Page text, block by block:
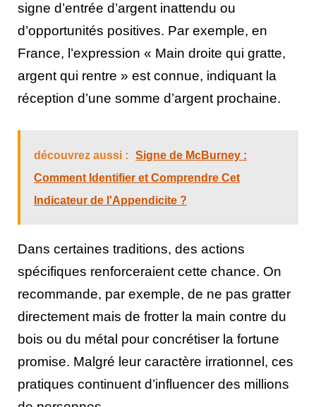
signe d’entrée d’argent inattendu ou
d’opportunités positives. Par exemple, en
France, l’expression « Main droite qui gratte,
argent qui rentre » est connue, indiquant la
réception d’une somme d’argent prochaine.
découvrez aussi :
Signe de McBurney :
Comment Identifier et Comprendre Cet
Indicateur de l'Appendicite ?
Dans certaines traditions, des actions
spécifiques renforceraient cette chance. On
recommande, par exemple, de ne pas gratter
directement mais de frotter la main contre du
bois ou du métal pour concrétiser la fortune
promise. Malgré leur caractère irrationnel, ces
pratiques continuent d’influencer des millions